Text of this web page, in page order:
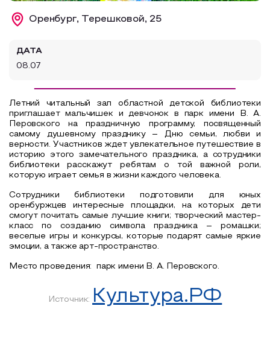
Образовательный туризм
Доступная среда
Оренбург, Терешковой, 25
ДАТА
08.07
Летний читальный зал областной детской библиотеки
приглашает мальчишек и девчонок в парк имени В. А.
Перовского на праздничную программу, посвященный
самому душевному празднику – Дню семьи, любви и
верности. Участников ждет увлекательное путешествие в
историю этого замечательного праздника, а сотрудники
библиотеки расскажут ребятам о той важной роли,
которую играет семья в жизни каждого человека.
Сотрудники библиотеки подготовили для юных
оренбуржцев интересные площадки, на которых дети
смогут почитать самые лучшие книги; творческий мастер-
класс по созданию символа праздника – ромашки;
веселые игры и конкурсы, которые подарят самые яркие
эмоции, а также арт-пространство.
Место проведения: парк имени В. А. Перовского.
Источник: Культура.РФ